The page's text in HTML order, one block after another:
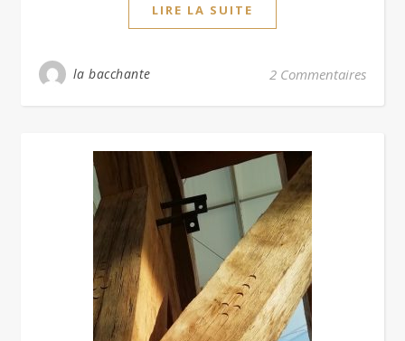
LIRE LA SUITE
la bacchante 2 Commentaires